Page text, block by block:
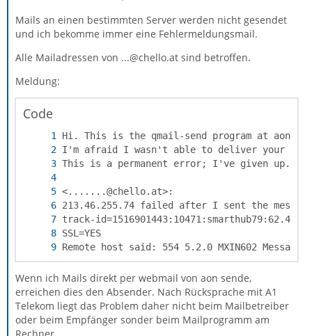
Mails an einen bestimmten Server werden nicht gesendet
und ich bekomme immer eine Fehlermeldungsmail.
Alle Mailadressen von ...@chello.at sind betroffen.
Meldung:
Code
Remote host said: 554 5.2.0 MXIN602 Message
Wenn ich Mails direkt per webmail von aon sende,
erreichen dies den Absender. Nach Rücksprache mit A1
Telekom liegt das Problem daher nicht beim Mailbetreiber
oder beim Empfänger sonder beim Mailprogramm am